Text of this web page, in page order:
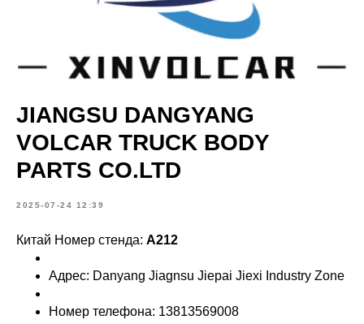
JIANGSU DANGYANG
VOLCAR TRUCK BODY
PARTS CO.LTD
2025-07-24 12:39
Китай Номер стенда: A212
Адрес: Danyang Jiagnsu Jiepai Jiexi Industry Zone
Номер телефона: 13813569008